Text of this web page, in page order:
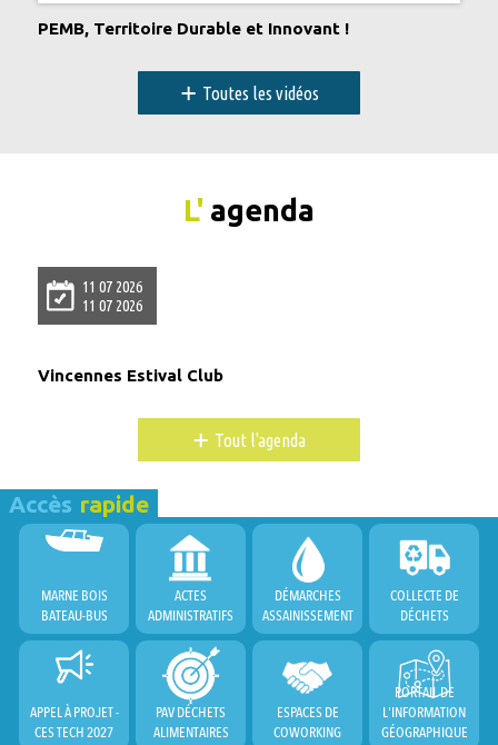
PEMB, Territoire Durable et Innovant !
+ Toutes les vidéos
L' agenda
11 07 2026
11 07 2026
Vincennes Estival Club
+ Tout l'agenda
Accès rapide
MARNE BOIS
BATEAU-BUS
ACTES
ADMINISTRATIFS
DÉMARCHES
ASSAINISSEMENT
COLLECTE DE
DÉCHETS
APPEL À PROJET -
CES TECH 2027
PAV DÉCHETS
ALIMENTAIRES
ESPACES DE
COWORKING
PORTAIL DE
L'INFORMATION
GÉOGRAPHIQUE